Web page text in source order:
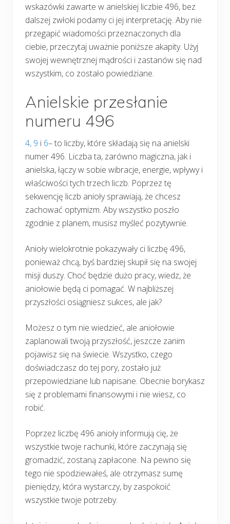
wskazówki zawarte w anielskiej liczbie 496, bez
dalszej zwłoki podamy ci jej interpretację. Aby nie
przegapić wiadomości przeznaczonych dla
ciebie, przeczytaj uważnie poniższe akapity. Użyj
swojej wewnętrznej mądrości i zastanów się nad
wszystkim, co zostało powiedziane.
Anielskie przesłanie
numeru 496
4, 9 i 6– to liczby, które składają się na anielski
numer 496. Liczba ta, zarówno magiczna, jak i
anielska, łączy w sobie wibracje, energie, wpływy i
właściwości tych trzech liczb. Poprzez tę
sekwencję liczb anioły sprawiają, że chcesz
zachować optymizm. Aby wszystko poszło
zgodnie z planem, musisz myśleć pozytywnie.
Anioły wielokrotnie pokazywały ci liczbę 496,
ponieważ chcą, byś bardziej skupił się na swojej
misji duszy. Choć będzie dużo pracy, wiedz, że
aniołowie będą ci pomagać. W najbliższej
przyszłości osiągniesz sukces, ale jak?
Możesz o tym nie wiedzieć, ale aniołowie
zaplanowali twoją przyszłość, jeszcze zanim
pojawisz się na świecie. Wszystko, czego
doświadczasz do tej pory, zostało już
przepowiedziane lub napisane. Obecnie borykasz
się z problemami finansowymi i nie wiesz, co
robić.
Poprzez liczbę 496 anioły informują cię, że
wszystkie twoje rachunki, które zaczynają się
gromadzić, zostaną zapłacone. Na pewno się
tego nie spodziewałeś, ale otrzymasz sumę
pieniędzy, która wystarczy, by zaspokoić
wszystkie twoje potrzeby.